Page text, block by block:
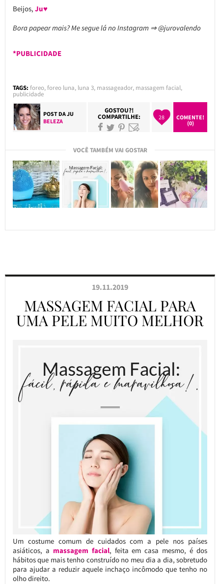
Beijos, Ju♥
Bora papear mais? Me segue lá no Instagram ⇒ @jurovalendo
*PUBLICIDADE
TAGS: foreo,foreo luna, luna 3, massageador, massagem facial,
publicidade
POST DAJU
BELEZA
GOSTOU?!
COMPARTILHE: 28
COMENTE!
(0)
VOCÊ TAMBÉM VAI GOSTAR
19.11.2019
MASSAGEM FACIAL PARA
UMA PELE MUITO MELHOR
Um costume comum de cuidados com a pele nos países
asiáticos, a massagem facial, feita em casa mesmo, é dos
hábitos que mais tenho construído no meu dia a dia, sobretudo
para ajudar a reduzir aquele inchaço incômodo que tenho no
olho direito.